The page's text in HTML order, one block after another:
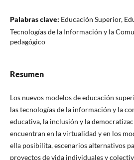
Palabras clave: Educación Superior,
Tecnologías de la Información y la
pedagógico
Resumen
Los nuevos modelos de educación
las tecnologías de la información y la
educativa, la inclusión y la
encuentran en la virtualidad y en los
ella posibilita, escenarios alternativos
proyectos de vida individuales y